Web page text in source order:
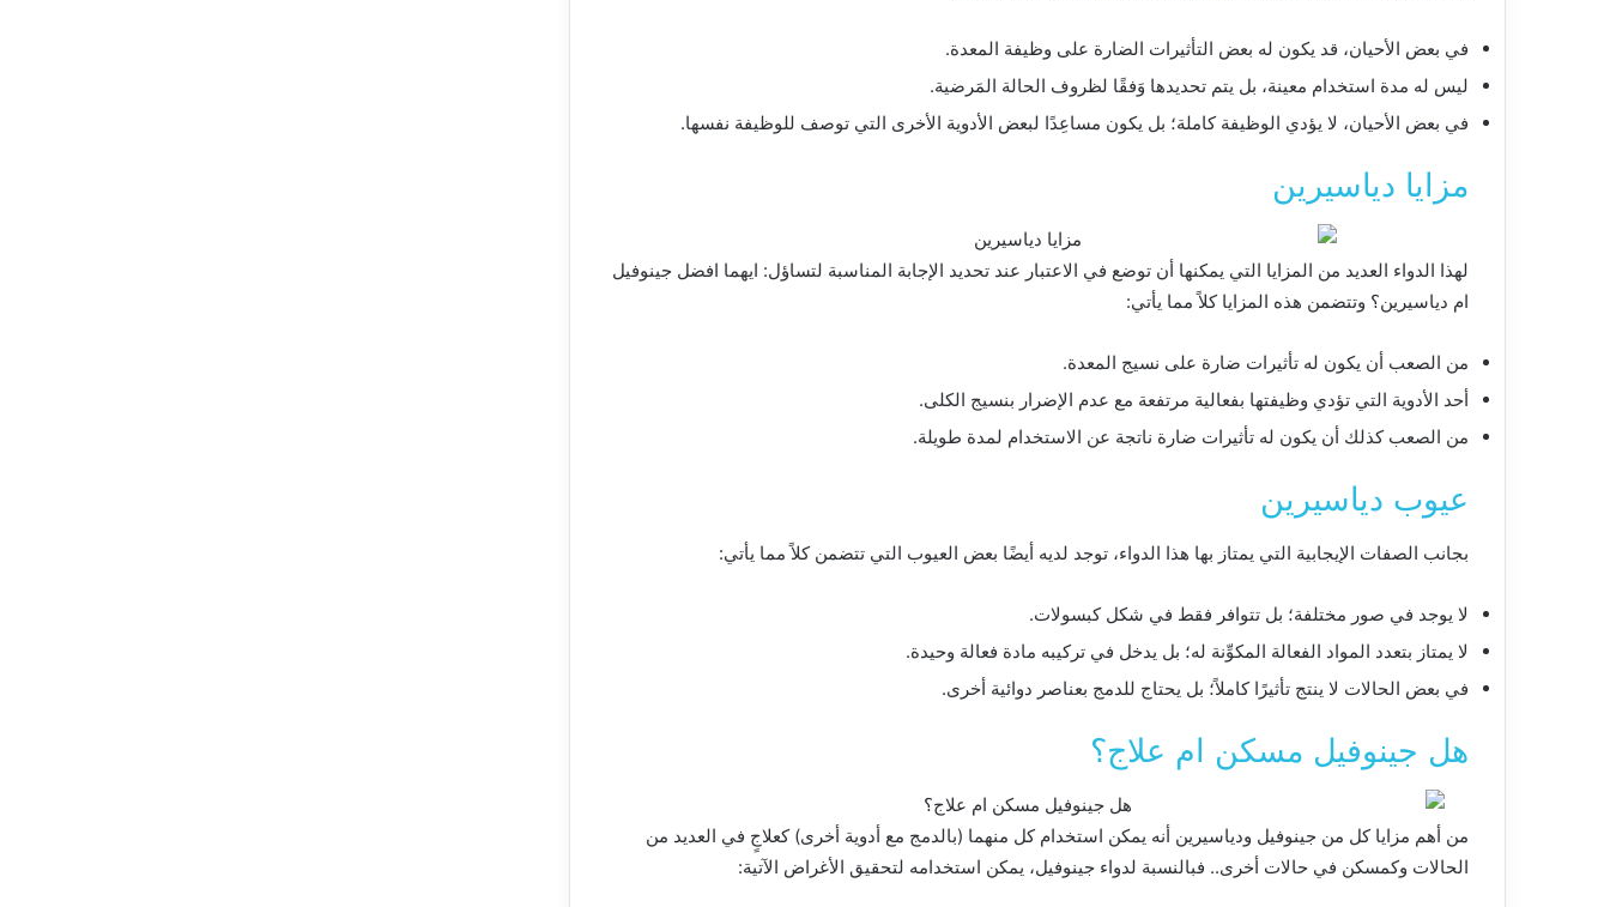
في بعض الأحيان، قد يكون له بعض التأثيرات الضارة على وظيفة المعدة.
ليس له مدة استخدام معينة، بل يتم تحديدها وَفقًا لظروف الحالة المَرضية.
في بعض الأحيان، لا يؤدي الوظيفة كاملة؛ بل يكون مساعِدًا لبعض الأدوية الأخرى التي توصف للوظيفة نفسها.
مزايا دياسيرين
لهذا الدواء العديد من المزايا التي يمكنها أن توضع في الاعتبار عند تحديد الإجابة المناسبة لتساؤل: ايهما افضل جينوفيل
ام دياسيرين؟ وتتضمن هذه المزايا كلاً مما يأتي:
من الصعب أن يكون له تأثيرات ضارة على نسيج المعدة.
أحد الأدوية التي تؤدي وظيفتها بفعالية مرتفعة مع عدم الإضرار بنسيج الكلى.
من الصعب كذلك أن يكون له تأثيرات ضارة ناتجة عن الاستخدام لمدة طويلة.
عيوب دياسيرين
بجانب الصفات الإيجابية التي يمتاز بها هذا الدواء، توجد لديه أيضًا بعض العيوب التي تتضمن كلاً مما يأتي:
لا يوجد في صور مختلفة؛ بل تتوافر فقط في شكل كبسولات.
لا يمتاز بتعدد المواد الفعالة المكوِّنة له؛ بل يدخل في تركيبه مادة فعالة وحيدة.
في بعض الحالات لا ينتج تأثيرًا كاملاً؛ بل يحتاج للدمج بعناصر دوائية أخرى.
هل جينوفيل مسكن ام علاج؟
من أهم مزايا كل من جينوفيل ودياسيرين أنه يمكن استخدام كل منهما (بالدمج مع أدوية أخرى) كعلاجٍ في العديد من
الحالات وكمسكن في حالات أخرى.. فبالنسبة لدواء جينوفيل، يمكن استخدامه لتحقيق الأغراض الآتية: